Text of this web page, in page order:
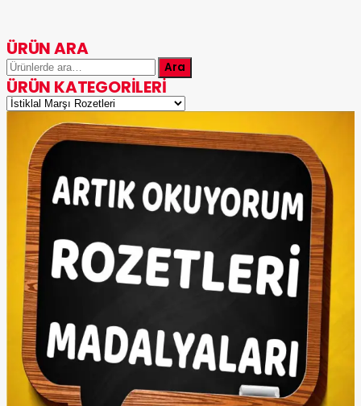
ÜRÜN ARA
Ara: Ara
ÜRÜN KATEGORILERI